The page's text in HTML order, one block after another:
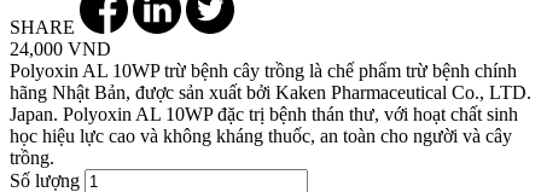
SHARE
24,000 VND
Polyoxin AL 10WP trừ bệnh cây trồng là chế phẩm trừ bệnh chính
hãng Nhật Bản, được sản xuất bởi Kaken Pharmaceutical Co., LTD.
Japan. Polyoxin AL 10WP đặc trị bệnh thán thư, với hoạt chất sinh
học hiệu lực cao và không kháng thuốc, an toàn cho người và cây
trồng.
Số lượng